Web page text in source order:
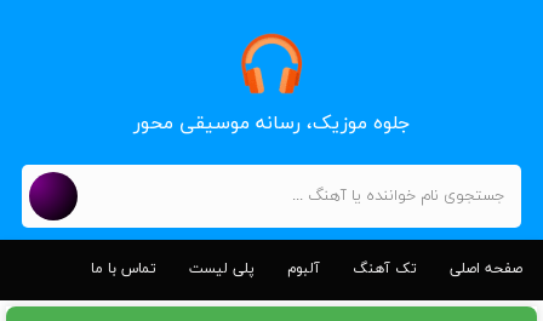
جلوه موزیک، رسانه موسیقی محور
صفحه اصلی تک آهنگ آلبوم پلی لیست تماس با ما